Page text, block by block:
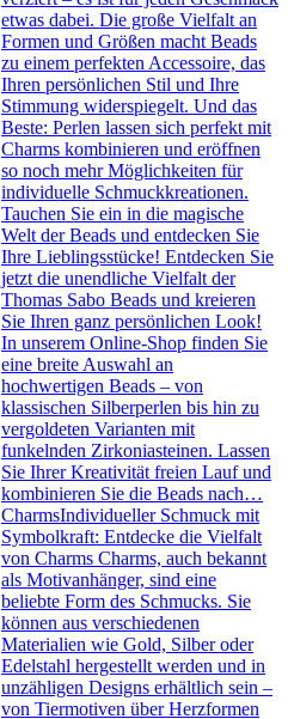
etwas dabei. Die große Vielfalt an
Formen und Größen macht Beads
zu einem perfekten Accessoire, das
Ihren persönlichen Stil und Ihre
Stimmung widerspiegelt. Und das
Beste: Perlen lassen sich perfekt mit
Charms kombinieren und eröffnen
so noch mehr Möglichkeiten für
individuelle Schmuckkreationen.
Tauchen Sie ein in die magische
Welt der Beads und entdecken Sie
Ihre Lieblingsstücke! Entdecken Sie
jetzt die unendliche Vielfalt der
Thomas Sabo Beads und kreieren
Sie Ihren ganz persönlichen Look!
In unserem Online-Shop finden Sie
eine breite Auswahl an
hochwertigen Beads – von
klassischen Silberperlen bis hin zu
vergoldeten Varianten mit
funkelnden Zirkoniasteinen. Lassen
Sie Ihrer Kreativität freien Lauf und
kombinieren Sie die Beads nach…
CharmsIndividueller Schmuck mit
Symbolkraft: Entdecke die Vielfalt
von Charms Charms, auch bekannt
als Motivanhänger, sind eine
beliebte Form des Schmucks. Sie
können aus verschiedenen
Materialien wie Gold, Silber oder
Edelstahl hergestellt werden und in
unzähligen Designs erhältlich sein –
von Tiermotiven über Herzformen